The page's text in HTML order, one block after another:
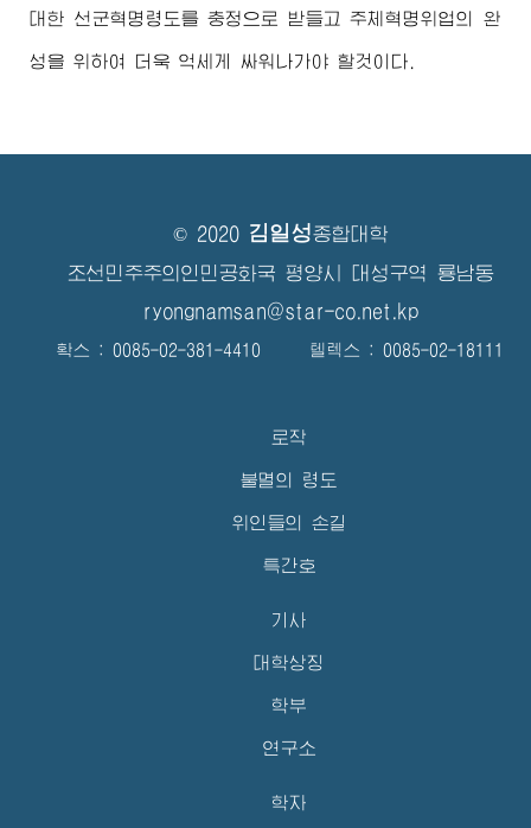
대한 선군혁명령도를 충정으로 받들고 주체혁명위업의 완
성을 위하여 더욱 억세게 싸워나가야 할것이다.
© 2020 김일성종합대학
조선민주주의인민공화국 평양시 대성구역 룡남동
ryongnamsan@star-co.net.kp
확스 : 0085-02-381-4410 텔렉스 : 0085-02-18111
로작
불멸의 령도
위인들의 손길
특간호
기사
대학상징
학부
연구소
학자